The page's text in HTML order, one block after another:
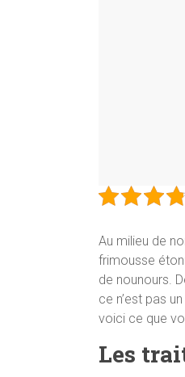
Au milieu de
frimousse
de nounours.
ce n’est pas
voici ce que
Les